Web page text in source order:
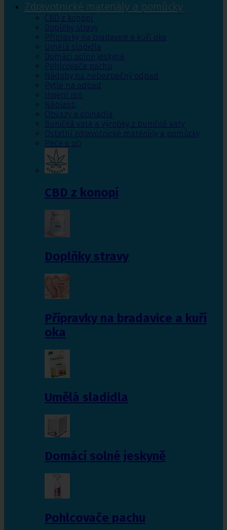
Zdravotnické materiály a pomůcky
CBD z konopí
Doplňky stravy
Přípravky na bradavice a kuří oka
Umělá sladidla
Domácí solné jeskyně
Pohlcovače pachu
Nádoby na nebezpečný odpad
Pytle na odpad
Hojení ran
Náplasti
Obvazy a obinadla
Buničitá vata a výrobky z buničité vaty
Ostatní zdravotnické materiály a pomůcky
Péče o oči
CBD z konopí
Doplňky stravy
Přípravky na bradavice a kuří
oka
Umělá sladidla
Domácí solné jeskyně
Pohlcovače pachu